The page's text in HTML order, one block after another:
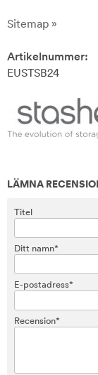
Sitemap »
Artikelnummer:
EUSTSB24
LÄMNA
Titel
Ditt namn*
E-postadress*
Recension*